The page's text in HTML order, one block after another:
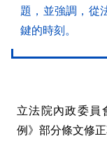
題，並強調，從
鍵的時刻。
立法院內政委員
例》部分條文修